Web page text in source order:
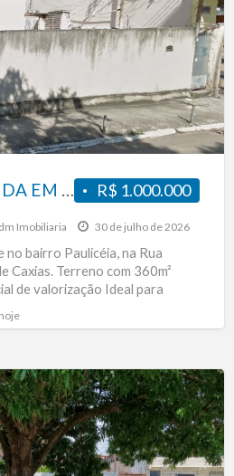
R$ 1.000.000
TERRENO À VENDA EM LOCALIZAÇÃO ESTRATÉGICA – PAULICÉIA!
Imobiliaria 30 de julho de 2026
bairro Paulicéia, na Rua
Caxias. Terreno com 360m²
de valorização Ideal para